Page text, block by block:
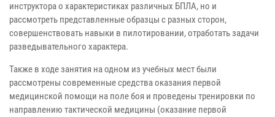
инструктора о характеристиках различных БПЛА, но и
рассмотреть представленные образцы с разных сторон,
совершенствовать навыки в пилотировании, отработать задачи
разведывательного характера.
Также в ходе занятия на одном из учебных мест были
рассмотрены современные средства оказания первой
медицинской помощи на поле боя и проведены тренировки по
направлению тактической медицины (оказание первой